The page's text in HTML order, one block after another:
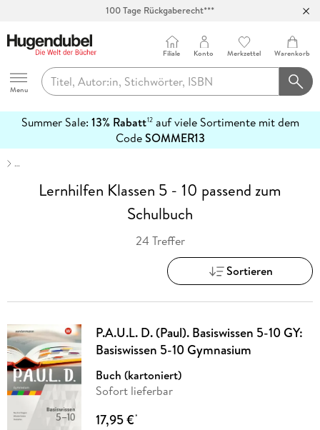
100 Tage Rückgaberecht***
Hugendubel
Menu
Filiale Konto Merkzettel Warenkorb
Summer Sale: 13% Rabatt12auf viele Sortimente mit dem
CodeSOMMER13
erfahren
…
Lernhilfen Klassen 5 - 10 passend zum
Schulbuch
24 Treffer
Sortieren
P.A.U.L. D. (Paul). Basiswissen 5-10 GY:
Basiswissen 5-10 Gymnasium
Buch (kartoniert)
Sofort lieferbar
17,95 €*